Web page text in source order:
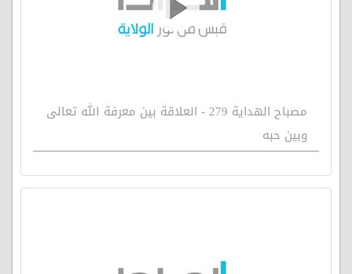
مصباح الهداية 279 - العلاقة بين معرفة الله تعالى
وبين حبه